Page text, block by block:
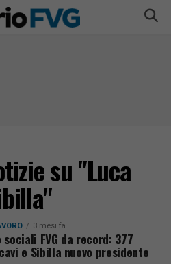
su "Luca
3 mesi fa
sociali FVG da record: 377
e Sibilla nuovo presidente